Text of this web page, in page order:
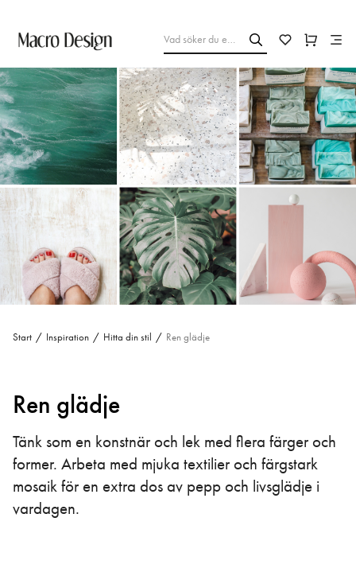
Start / Inspiration / Hitta din stil / Ren glädje
Ren glädje
Tänk som en konstnär och lek med flera färger och
former. Arbeta med mjuka textilier och färgstark
mosaik för en extra dos av pepp och livsglädje i
vardagen.